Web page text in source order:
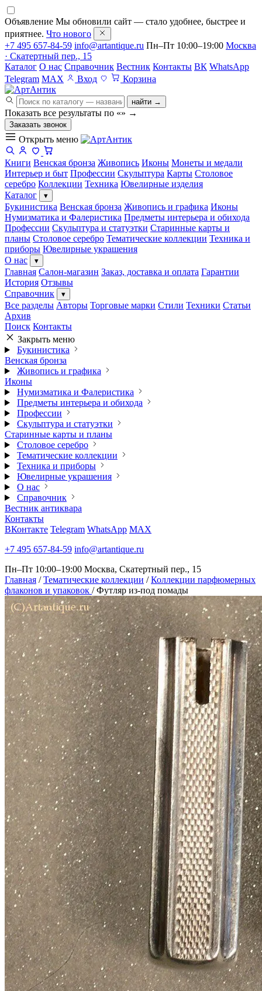
Объявление Мы обновили сайт — стало удобнее, быстрее и
приятнее. Что нового
+7 495 657-84-59 info@artantique.ru Пн–Пт 10:00–19:00 Москва
· Скатертный пер., 15
Каталог О нас Справочник Вестник Контакты ВК WhatsApp
Telegram MAX Вход Корзина
найти →
Показать все результаты по «» →
Заказать звонок
Открыть меню
Книги Венская бронза Живопись Иконы Монеты и медали
Интерьер и быт Профессии Скульптура Карты Столовое
серебро Коллекции Техника Ювелирные изделия
Каталог
▾
Букинистика Венская бронза Живопись и графика Иконы
Нумизматика и Фалеристика Предметы интерьера и обихода
Профессии Скульптура и статуэтки Старинные карты и
планы Столовое серебро Тематические коллекции Техника и
приборы Ювелирные украшения
О нас
▾
Главная Салон-магазин Заказ, доставка и оплата Гарантии
История Отзывы
Справочник
▾
Все разделы Авторы Торговые марки Стили Техники Статьи
Архив
Поиск Контакты
Закрыть меню
Букинистика
Венская бронза
Живопись и графика
Иконы
Нумизматика и Фалеристика
Предметы интерьера и обихода
Профессии
Скульптура и статуэтки
Старинные карты и планы
Столовое серебро
Тематические коллекции
Техника и приборы
Ювелирные украшения
О нас
Справочник
Вестник антиквара
Контакты
ВКонтакте Telegram WhatsApp MAX
+7 495 657-84-59 info@artantique.ru
Пн–Пт 10:00–19:00 Москва, Скатертный пер., 15
Главная / Тематические коллекции / Коллекции парфюмерных
флаконов и упаковок / Футляр из-под помады